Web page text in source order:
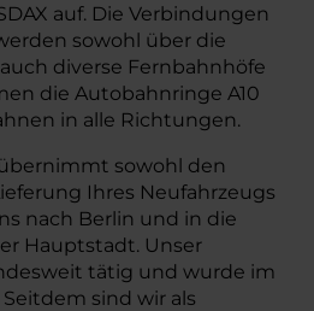
auf. Die Verbindungen
sowohl über die
diverse Fernbahnhöfe
die Autobahnringe A10
in alle Richtungen.
sowohl den
Ihres Neufahrzeugs
nach Berlin und in die
Hauptstadt. Unser
tätig und wurde im
sind wir als